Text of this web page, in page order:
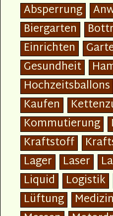
Absperrung
Biergarten
Einrichten
Gesundheit
Hochzeitsballons
Kaufen
Kommutierung
Kraftstoff
Lager
Laser
Liquid
Logistik
Lüftung
Medizin